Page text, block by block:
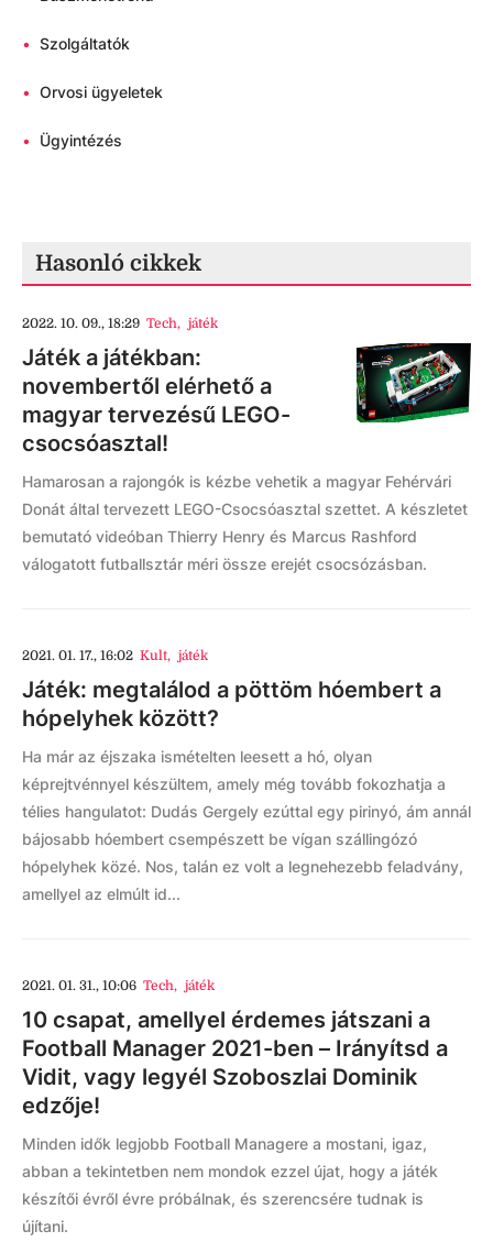
• Szolgáltatók
• Orvosi ügyeletek
• Ügyintézés
Hasonló cikkek
2022. 10. 09., 18:29 Tech, játék
Játék a játékban:
novembertől elérhető a
magyar tervezésű LEGO-
csocsóasztal!
Hamarosan a rajongók is kézbe vehetik a magyar Fehérvári
Donát által tervezett LEGO-Csocsóasztal szettet. A készletet
bemutató videóban Thierry Henry és Marcus Rashford
válogatott futballsztár méri össze erejét csocsózásban.
2021. 01. 17., 16:02 Kult, játék
Játék: megtalálod a pöttöm hóembert a
hópelyhek között?
Ha már az éjszaka ismételten leesett a hó, olyan
képrejtvénnyel készültem, amely még tovább fokozhatja a
télies hangulatot: Dudás Gergely ezúttal egy pirinyó, ám annál
bájosabb hóembert csempészett be vígan szállingózó
hópelyhek közé. Nos, talán ez volt a legnehezebb feladvány,
amellyel az elmúlt id...
2021. 01. 31., 10:06 Tech, játék
10 csapat, amellyel érdemes játszani a
Football Manager 2021-ben – Irányítsd a
Vidit, vagy legyél Szoboszlai Dominik
edzője!
Minden idők legjobb Football Managere a mostani, igaz,
abban a tekintetben nem mondok ezzel újat, hogy a játék
készítői évről évre próbálnak, és szerencsére tudnak is
újítani.